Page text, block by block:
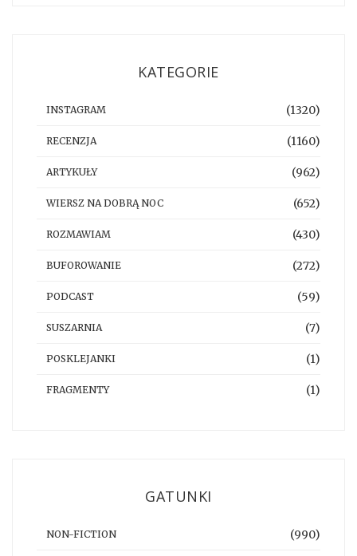
KATEGORIE
INSTAGRAM (1320)
RECENZJA (1160)
ARTYKUŁY (962)
WIERSZ NA DOBRĄ NOC (652)
ROZMAWIAM (430)
BUFOROWANIE (272)
PODCAST (59)
SUSZARNIA (7)
POSKLEJANKI (1)
FRAGMENTY (1)
GATUNKI
NON-FICTION (990)